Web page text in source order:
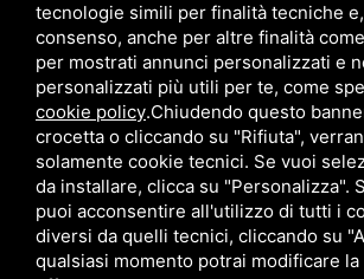
download Catalogo Stima
download Politica qualità e sicurezza
tecnologie simili per finalità tecniche
consenso, anche per altre finalità
per mostrati annunci personalizzati e
personalizzati più utili per te, come
cookie policy.Chiudendo questo
crocetta o cliccando su "Rifiuta",
solamente cookie tecnici. Se vuoi
da installare, clicca su "Personalizza".
puoi acconsentire all'utilizzo di tutti i
diversi da quelli tecnici, cliccando su
qualsiasi momento potrai modificare la